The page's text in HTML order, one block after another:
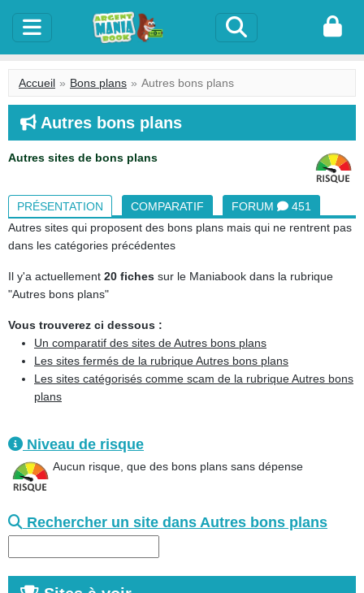
Accueil Bons plans Autres bons plans
Autres bons plans
Autres sites de bons plans
PRÉSENTATION COMPARATIF FORUM
451
Autres sites qui proposent des bons plans mais qui ne rentrent pas
dans les catégories précédentes
Il y'a actuellement 20 fiches sur le Maniabook dans la rubrique
"Autres bons plans"
Vous trouverez ci dessous :
Un comparatif des sites de Autres bons plans
Les sites fermés de la rubrique Autres bons plans
Les sites catégorisés comme scam de la rubrique Autres bons
plans
Niveau de risque
Aucun risque, que des bons plans sans dépense
Rechercher un site dans Autres bons plans